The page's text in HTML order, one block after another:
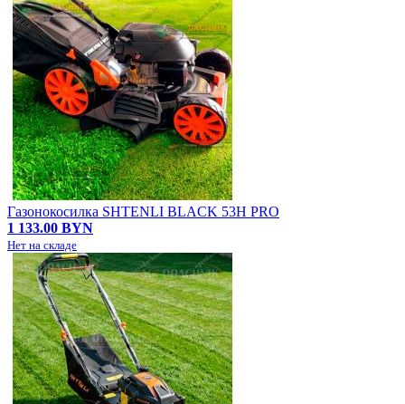
Газонокосилка SHTENLI BLACK 53H PRO
1 133.00 BYN
Нет на складе